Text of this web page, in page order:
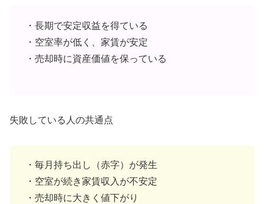
・長期で安定収益を得ている
・空室率が低く、家賃が安定
・売却時に資産価値を保っている
失敗している人の共通点
・毎月持ち出し（赤字）が発生
・空室が続き家賃収入が不安定
・売却時に大きく値下がり